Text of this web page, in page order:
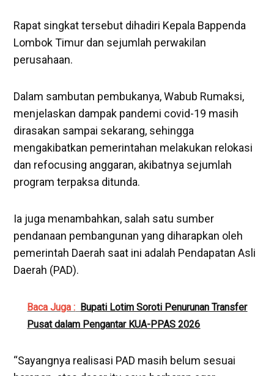
Rapat singkat tersebut dihadiri Kepala Bappenda
Lombok Timur dan sejumlah perwakilan
perusahaan.
Dalam sambutan pembukanya, Wabub Rumaksi,
menjelaskan dampak pandemi covid-19 masih
dirasakan sampai sekarang, sehingga
mengakibatkan pemerintahan melakukan relokasi
dan refocusing anggaran, akibatnya sejumlah
program terpaksa ditunda.
Ia juga menambahkan, salah satu sumber
pendanaan pembangunan yang diharapkan oleh
pemerintah Daerah saat ini adalah Pendapatan Asli
Daerah (PAD).
Baca Juga : Bupati Lotim Soroti Penurunan Transfer
Pusat dalam Pengantar KUA-PPAS 2026
“Sayangnya realisasi PAD masih belum sesuai